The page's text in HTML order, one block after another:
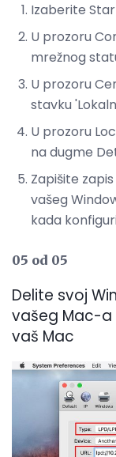
Izaberite
U prozoru
mrežnog
U prozoru
stavku
U prozoru
na dugme
Zapišite
vašeg
kada
05 od 05
Delite svoj
vašeg Mac-a
vaš Mac